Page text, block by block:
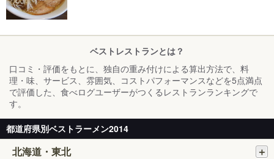
ベストレストランとは？
口コミ・評価をもとに、独自の重み付けによる算出方法で、料
理・味、サービス、雰囲気、コストパフォーマンスなどを5点満点
で評価した、食べログユーザーがつくるレストランランキングで
す。
都道府県別ベストラーメン2014
北海道・東北